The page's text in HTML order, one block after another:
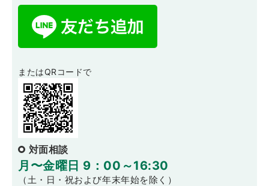
またはQRコードで
対面相談
月〜金曜日 9：00～16:30
（土・日・祝および年末年始を除く）